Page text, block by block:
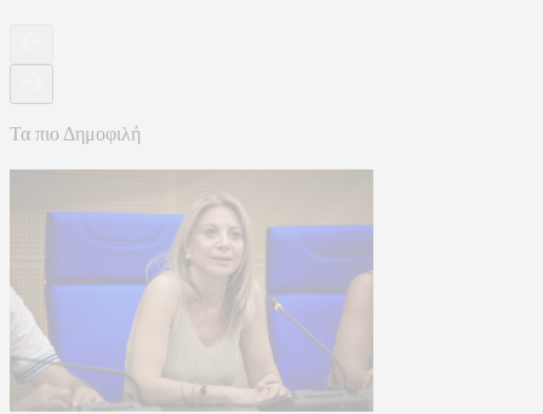
Τα πιο Δημοφιλή